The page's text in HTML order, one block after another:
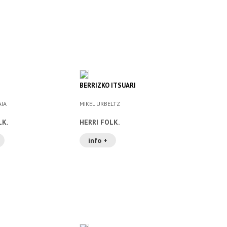
BERRIZKO ITSUARI
MIKEL URBELTZ
HERRI FOLK.
info +